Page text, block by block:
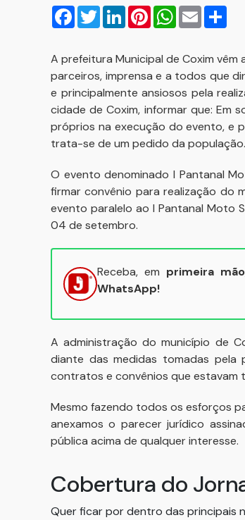
Facebook
TwitterLinkedInPinterestWhatsApp
Email
A prefeitura Municipal de Coxim
parceiros, imprensa e a todos que
e principalmente ansiosos pela
cidade de Coxim, informar que: Em
próprios na execução do evento, e
trata-se de um pedido da população.
O evento denominado I Pantanal
firmar convênio para realização do
evento paralelo ao I Pantanal Moto
04 de setembro.
Receba, em primeira mão
WhatsApp!
A administração do município de
diante das medidas tomadas pela
contratos e convênios que estavam
Mesmo fazendo todos os esforços
anexamos o parecer jurídico
pública acima de qualquer interesse.
Cobertura do
Quer ficar por dentro das principais